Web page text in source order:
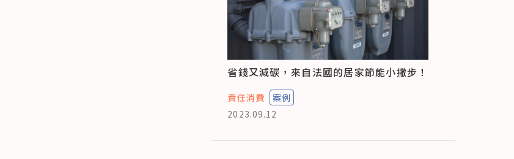
省錢又減碳，來自法國的居家節能小撇步！
責任消費
案例
2023.09.12